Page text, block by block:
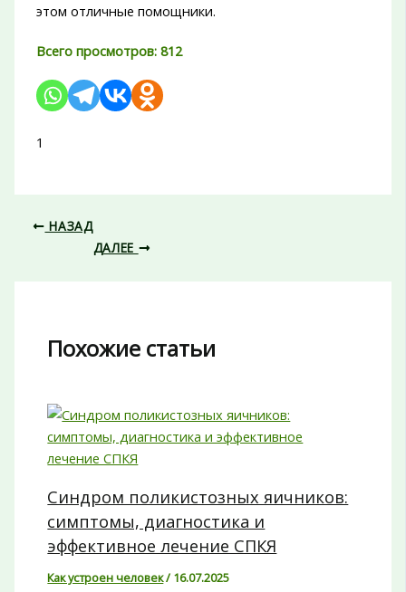
этом отличные помощники.
Всего просмотров: 812
1
НАЗАД
ДАЛЕЕ
Похожие статьи
Синдром поликистозных яичников:
симптомы, диагностика и
эффективное лечение СПКЯ
Как устроен человек/ 16.07.2025